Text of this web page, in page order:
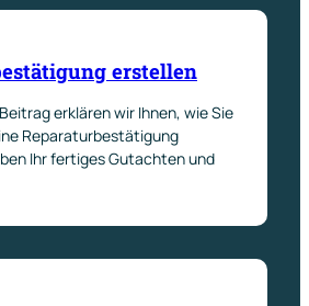
erstellen
erklären wir Ihnen, wie Sie
Reparaturbestätigung
Ihr fertiges Gutachten und